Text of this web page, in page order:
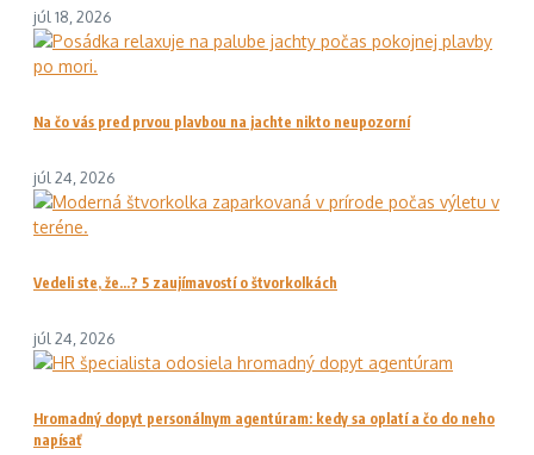
júl 18, 2026
Na čo vás pred prvou plavbou na jachte nikto neupozorní
júl 24, 2026
Vedeli ste, že…? 5 zaujímavostí o štvorkolkách
júl 24, 2026
Hromadný dopyt personálnym agentúram: kedy sa oplatí a čo do neho
napísať